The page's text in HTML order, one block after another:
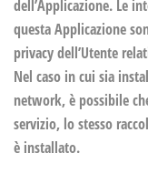
dell’Applicazione. Le
questa Applicazione
privacy dell’Utente
Nel caso in cui sia
network, è possibile
servizio, lo stesso
è installato.